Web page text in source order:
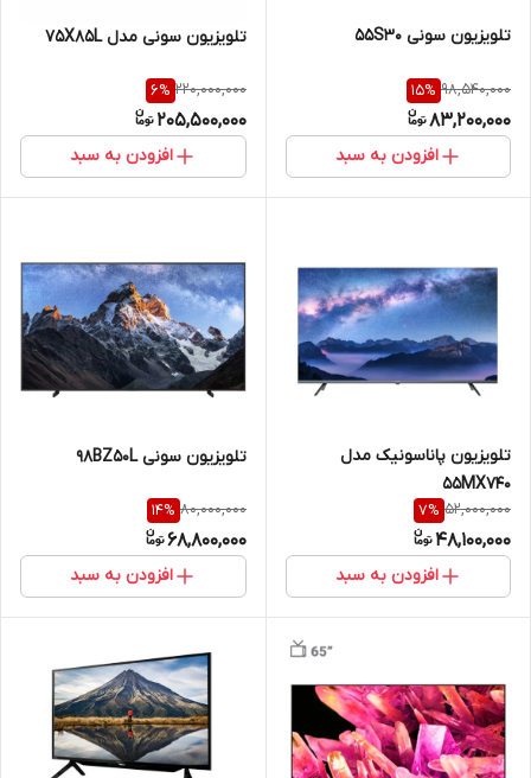
تلویزیون سونی 55S30
98,540,000
15%
83,200,000
افزودن به سبد
تلویزیون سونی مدل 75X85L
220,000,000
6%
205,500,000
افزودن به سبد
تلویزیون پاناسونیک مدل
55MX740
52,000,000
7%
48,100,000
افزودن به سبد
تلویزیون سونی 98BZ50L
80,000,000
14%
68,800,000
افزودن به سبد